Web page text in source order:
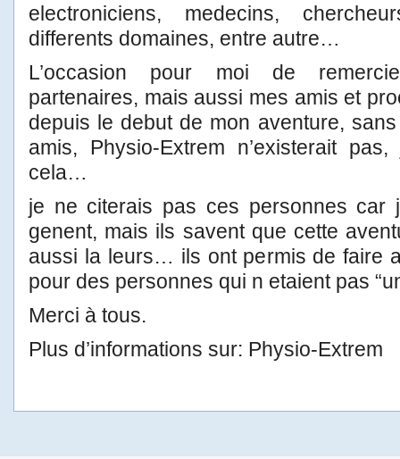
electroniciens, medecins,
differents domaines, entre autre…
L’occasion pour moi de
partenaires, mais aussi mes amis et
depuis le debut de mon aventure,
amis, Physio-Extrem n’existerait
cela…
je ne citerais pas ces personnes car
genent, mais ils savent que cette
aussi la leurs… ils ont permis de faire
pour des personnes qui n etaient pas
Merci à tous.
Plus d’informations sur: Physio-Extrem